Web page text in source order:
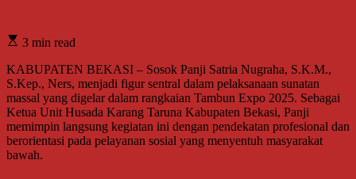
3 min read
KABUPATEN BEKASI – Sosok Panji Satria Nugraha, S.K.M.,
S.Kep., Ners, menjadi figur sentral dalam pelaksanaan sunatan
massal yang digelar dalam rangkaian Tambun Expo 2025. Sebagai
Ketua Unit Husada Karang Taruna Kabupaten Bekasi, Panji
memimpin langsung kegiatan ini dengan pendekatan profesional dan
berorientasi pada pelayanan sosial yang menyentuh masyarakat
bawah.